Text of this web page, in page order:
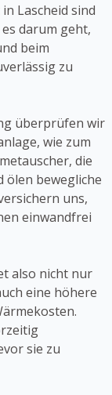
Lascheid sind
darum geht,
beim
zu
überprüfen wir
wie zum
die
ölen bewegliche
uns,
einwandfrei
also nicht nur
eine höhere
sie zu